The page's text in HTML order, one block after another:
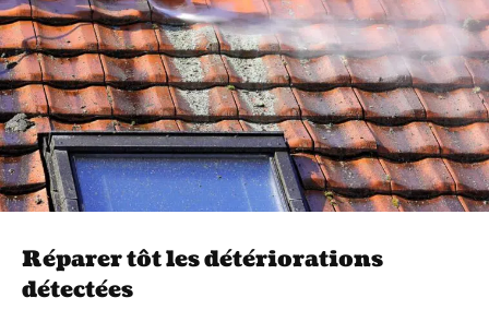
Réparer tôt les détériorations
détectées